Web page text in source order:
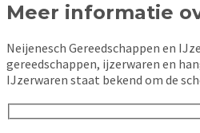
Meer informatie
Neijenesch Gereedschappen en
gereedschappen, ijzerwaren en
IJzerwaren staat bekend om de